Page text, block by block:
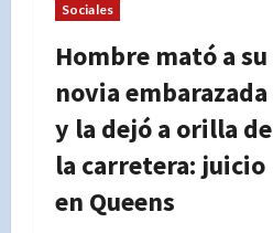
Sociales
Hombre mató a su
novia embarazada
y la dejó a orilla de
la carretera: juicio
en Queens